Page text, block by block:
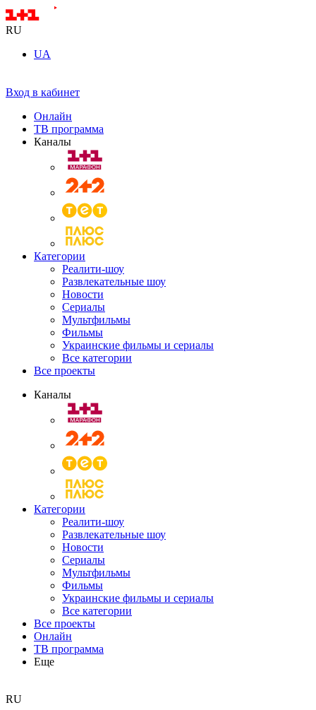
RU
UA
Вход в кабинет
Онлайн
ТВ программа
Каналы
Категории
Реалити-шоу
Развлекательные шоу
Новости
Сериалы
Мультфильмы
Фильмы
Украинские фильмы и сериалы
Все категории
Все проекты
Каналы
Категории
Реалити-шоу
Развлекательные шоу
Новости
Сериалы
Мультфильмы
Фильмы
Украинские фильмы и сериалы
Все категории
Все проекты
Онлайн
ТВ программа
Еще
RU